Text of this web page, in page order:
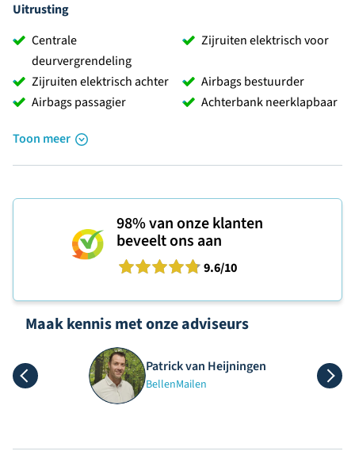
Uitrusting
Centrale
deurvergrendeling
Zijruiten elektrisch voor
Zijruiten elektrisch achter
Airbags bestuurder
Airbags passagier
Achterbank neerklapbaar
Toon meer
98%van onze klanten
beveelt ons aan
9.6/10
Maak kennis met onze adviseurs
Patrick van Heijningen
BellenMailen